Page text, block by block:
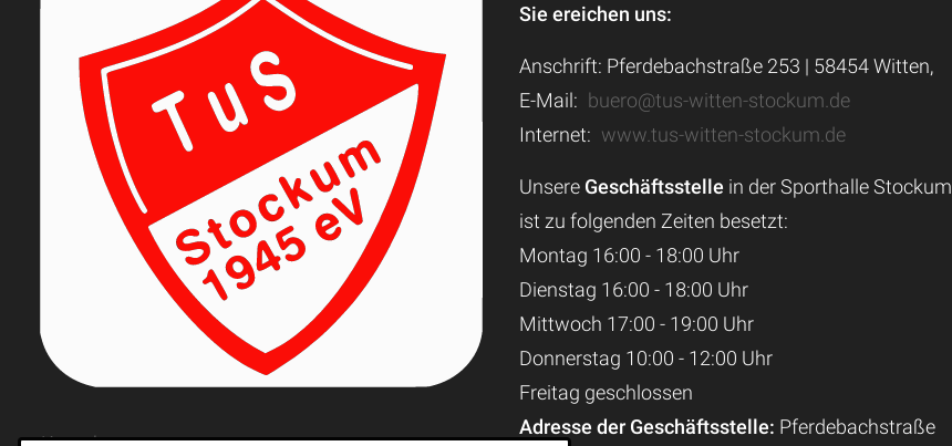
Sie ereichen uns:
Anschrift: Pferdebachstraße 253 | 58454 Witten,
E-Mail: buero@tus-witten-stockum.de
Internet: www.tus-witten-stockum.de
Unsere Geschäftsstelle in der Sporthalle Stockum
ist zu folgenden Zeiten besetzt:
Montag 16:00 - 18:00 Uhr
Dienstag 16:00 - 18:00 Uhr
Mittwoch 17:00 - 19:00 Uhr
Donnerstag 10:00 - 12:00 Uhr
Freitag geschlossen
Adresse der Geschäftsstelle: Pferdebachstraße